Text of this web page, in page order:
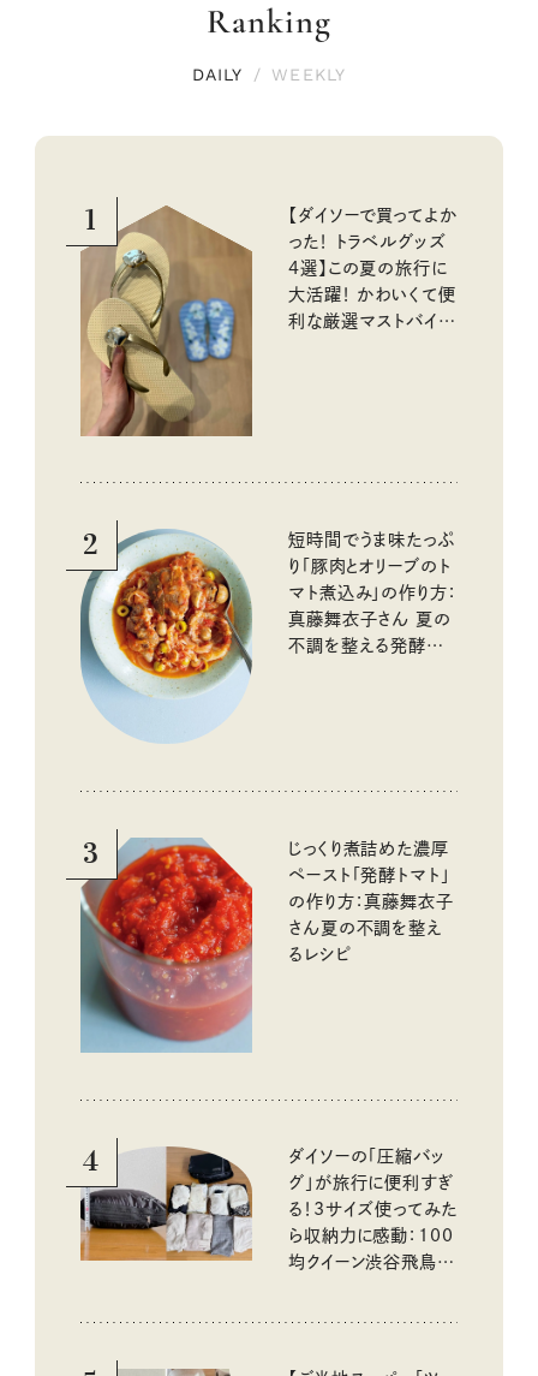
Ranking
DAILY / WEEKLY
1
【ダイソーで買ってよか
った！ トラベルグッズ
4選】この夏の旅行に
大活躍！ かわいくて便
利な厳選マストバイア
2
短時間でうま味たっぷ
り「豚肉とオリーブのト
マト煮込み」の作り方：
真藤舞衣子さん 夏の
不調を整える発酵レ
3
じっくり煮詰めた濃厚
ペースト「発酵トマト」
の作り方：真藤舞衣子
さん夏の不調を整え
るレシピ
4
ダイソーの「圧縮バッ
グ」が旅行に便利すぎ
る！3サイズ使ってみた
ら収納力に感動：100
均クイーン渋谷飛鳥の